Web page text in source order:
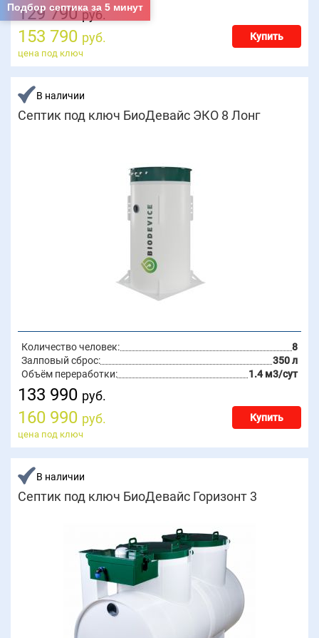
129 790руб.
153 790 руб. Купить
цена под ключ
В наличии
Септик под ключ БиоДевайс ЭКО 8 Лонг
Количество человек:
8
Залповый сброс:
350 л
Объём переработки:
1.4 м3/сут
133 990 руб.
160 990 руб. Купить
цена под ключ
В наличии
Септик под ключ БиоДевайс Горизонт 3
Подбор септика за 5 минут